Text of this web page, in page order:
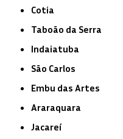
Cotia
Taboão da Serra
Indaiatuba
São Carlos
Embu das Artes
Araraquara
Jacareí